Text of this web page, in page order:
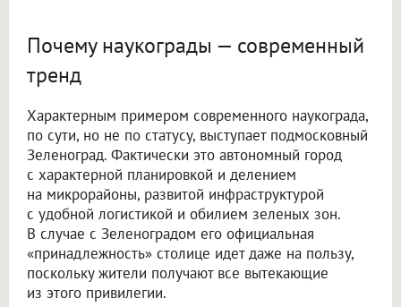
Почему наукограды — современный
тренд
Характерным примером современного наукограда,
по сути, но не по статусу, выступает подмосковный
Зеленоград. Фактически это автономный город
с характерной планировкой и делением
на микрорайоны, развитой инфраструктурой
с удобной логистикой и обилием зеленых зон.
В случае с Зеленоградом его официальная
«принадлежность» столице идет даже на пользу,
поскольку жители получают все вытекающие
из этого привилегии.